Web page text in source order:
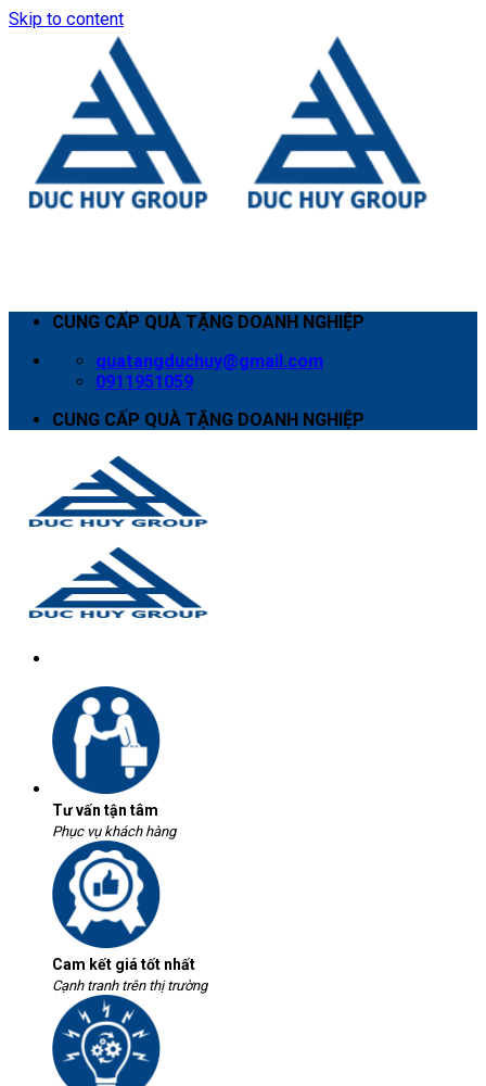
Skip to content
CUNG CẤP QUÀ TẶNG DOANH NGHIỆP
quatangduchuy@gmail.com
0911951059
CUNG CẤP QUÀ TẶNG DOANH NGHIỆP
Tư vấn tận tâm
Phục vụ khách hàng
Cam kết giá tốt nhất
Cạnh tranh trên thị trường